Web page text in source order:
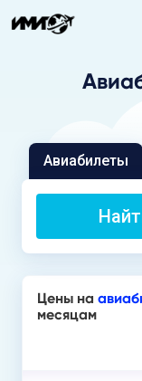
Авиабилеты
Цены на
месяцам